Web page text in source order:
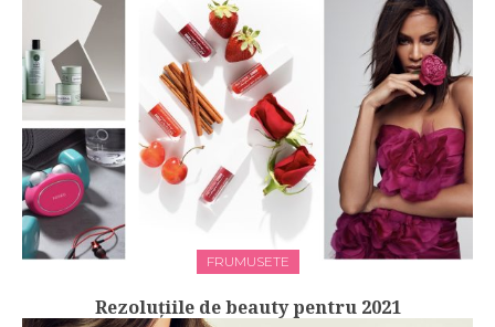
FRUMUSETE
Rezoluțiile de beauty pentru 2021